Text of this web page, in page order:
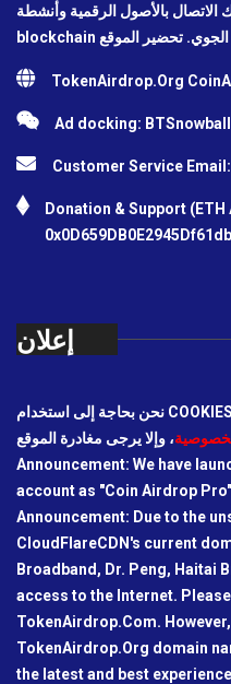
الاتصال بالأصول الرقمية وأنشطة
TokenAirdrop.Org
Ad docking:
Customer Service Email:
Donation & Support
إعلان
Announcement: We have
account as "Coin Airdrop
Announcement: Due to the
CloudFlareCDN's current
Broadband, Dr. Peng, Haitai
access to the Internet.
TokenAirdrop.Com.
TokenAirdrop.Org domain
the latest and best